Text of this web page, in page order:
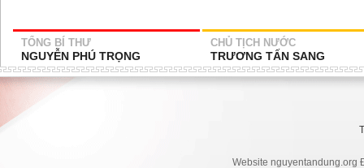
TỔNG BÍ THƯ
NGUYỄN PHÚ TRỌNG
CHỦ TỊCH NƯỚC
TRƯƠNG TẤN SANG
Website nguyentandung.org